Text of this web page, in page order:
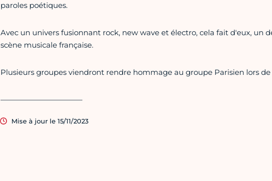
paroles poétiques.
Avec un univers fusionnant rock, new wave et électro, cela fait d'eux, un
scène musicale française.
Plusieurs groupes viendront rendre hommage au groupe Parisien lors
———————————
Mise à jour le 15/11/2023